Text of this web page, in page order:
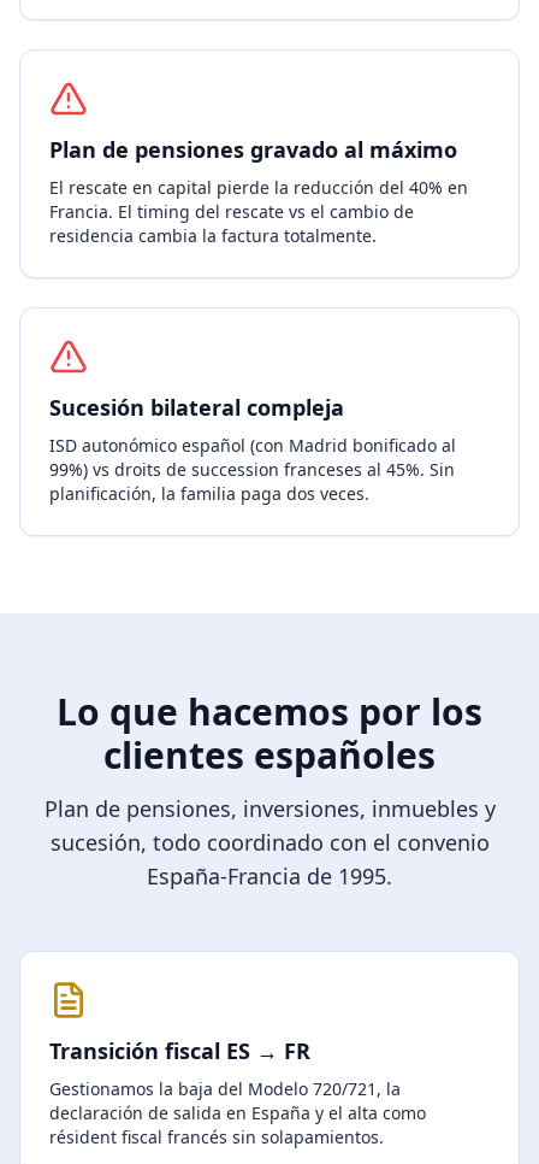
Plan de pensiones gravado al máximo
El rescate en capital pierde la reducción del 40% en
Francia. El timing del rescate vs el cambio de
residencia cambia la factura totalmente.
Sucesión bilateral compleja
ISD autonómico español (con Madrid bonificado al
99%) vs droits de succession franceses al 45%. Sin
planificación, la familia paga dos veces.
Lo que hacemos por los
clientes españoles
Plan de pensiones, inversiones, inmuebles y
sucesión, todo coordinado con el convenio
España-Francia de 1995.
Transición fiscal ES → FR
Gestionamos la baja del Modelo 720/721, la
declaración de salida en España y el alta como
résident fiscal francés sin solapamientos.